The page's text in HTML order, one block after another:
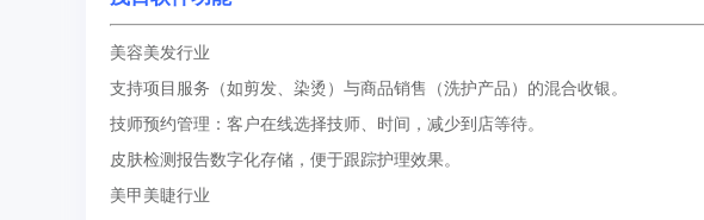
美容美发行业‌
支持项目服务（如剪发、染烫）与商品销售（洗护产品）的混合收银。
技师预约管理：客户在线选择技师、时间，减少到店等待。
皮肤检测报告数字化存储，便于跟踪护理效果。
‌美甲美睫行业‌